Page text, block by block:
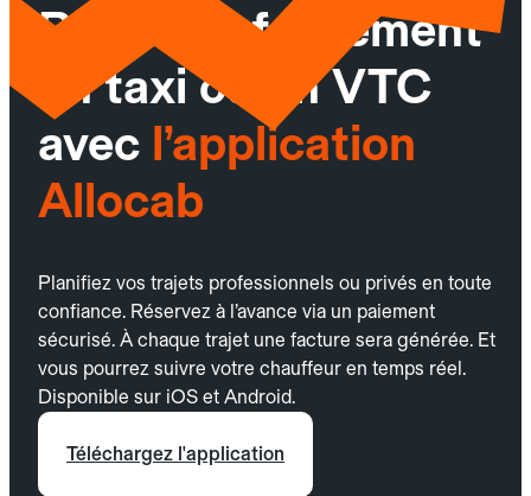
Réservez facilement
un taxi ou un VTC
avec l’application
Allocab
Planifiez vos trajets professionnels ou privés en toute
confiance. Réservez à l’avance via un paiement
sécurisé. À chaque trajet une facture sera générée. Et
vous pourrez suivre votre chauffeur en temps réel.
Disponible sur iOS et Android.
Téléchargez l'application